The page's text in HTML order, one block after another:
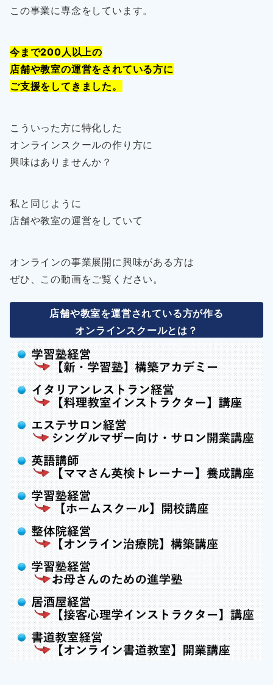
この事業に専念をしています。
今まで200人以上の
店舗や教室の運営をされている方に
ご支援をしてきました。
こういった方に特化した
オンラインスクールの作り方に
興味はありませんか？
私と同じように
店舗や教室の運営をしていて
オンラインの事業展開に興味がある方は
ぜひ、この動画をご覧ください。
店舗や教室を運営されている方が作る
オンラインスクールとは？